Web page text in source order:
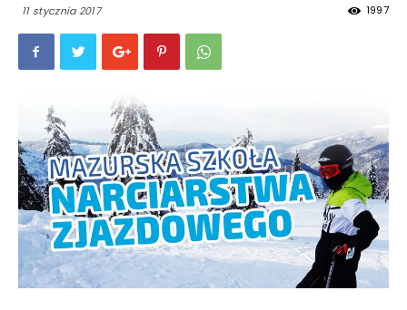
11 stycznia 2017 1997